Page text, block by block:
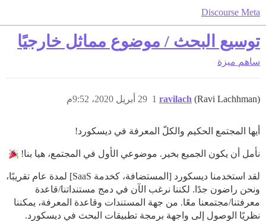
Discourse Meta
توسيع البحث / موضوع مماثل خارجيًا
ساهم ميزة
ravilach (Ravi Lachhman) 29 أبريل 2020، 9:52م 1
أيها المجتمع الحكيم والكلّ المعرفة في ديسكورد!
نأمل أن يكون الجميع بخير. موضوعي الأول في المجتمع، هيا بنا!
لقد استخدمنا ديسكورد [المستضافة، كخدمة SaaS] لمدة عام تقريبًا،
ونحن راضون جدًا. لكننا نرغب الآن في دمج مستنداتنا/قاعدة
معرفتنا/مجتمعنا معًا. من جهة المستندات وقاعدة المعرفة، يمكننا
نظريًا الوصول إلى واجهة برمجة تطبيقات البحث في ديسكورد.